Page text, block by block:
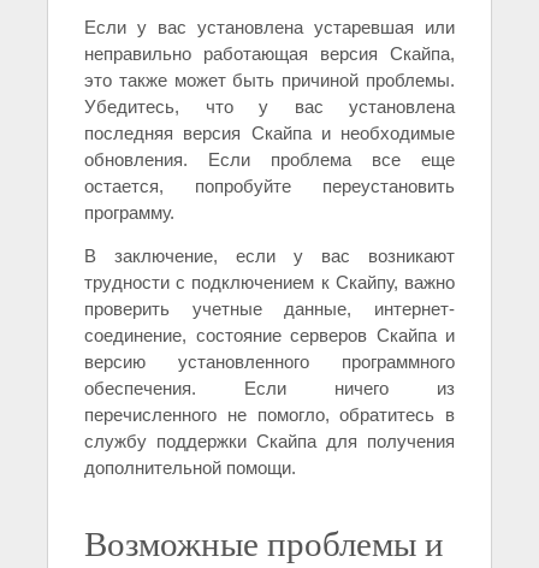
Если у вас установлена устаревшая или
неправильно работающая версия Скайпа,
это также может быть причиной проблемы.
Убедитесь, что у вас установлена
последняя версия Скайпа и необходимые
обновления. Если проблема все еще
остается, попробуйте переустановить
программу.
В заключение, если у вас возникают
трудности с подключением к Скайпу, важно
проверить учетные данные, интернет-
соединение, состояние серверов Скайпа и
версию установленного программного
обеспечения. Если ничего из
перечисленного не помогло, обратитесь в
службу поддержки Скайпа для получения
дополнительной помощи.
Возможные проблемы и